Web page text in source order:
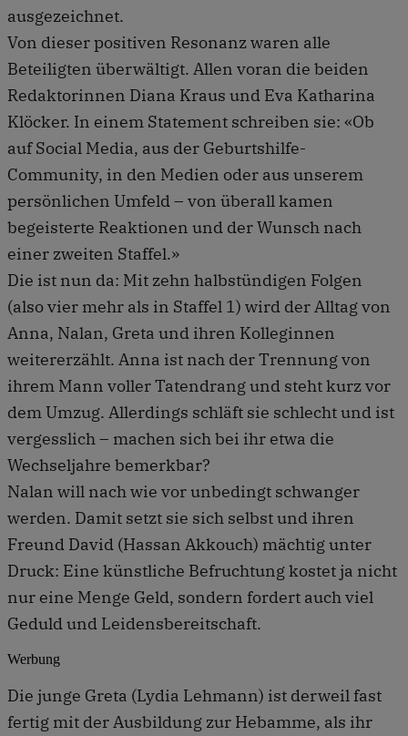
ausgezeichnet.
Von dieser positiven Resonanz waren alle
Beteiligten überwältigt. Allen voran die beiden
Redaktorinnen Diana Kraus und Eva Katharina
Klöcker. In einem Statement schreiben sie: «Ob
auf Social Media, aus der Geburtshilfe-
Community, in den Medien oder aus unserem
persönlichen Umfeld – von überall kamen
begeisterte Reaktionen und der Wunsch nach
einer zweiten Staffel.»
Die ist nun da: Mit zehn halbstündigen Folgen
(also vier mehr als in Staffel 1) wird der Alltag von
Anna, Nalan, Greta und ihren Kolleginnen
weitererzählt. Anna ist nach der Trennung von
ihrem Mann voller Tatendrang und steht kurz vor
dem Umzug. Allerdings schläft sie schlecht und ist
vergesslich – machen sich bei ihr etwa die
Wechseljahre bemerkbar?
Nalan will nach wie vor unbedingt schwanger
werden. Damit setzt sie sich selbst und ihren
Freund David (Hassan Akkouch) mächtig unter
Druck: Eine künstliche Befruchtung kostet ja nicht
nur eine Menge Geld, sondern fordert auch viel
Geduld und Leidensbereitschaft.
Werbung
Die junge Greta (Lydia Lehmann) ist derweil fast
fertig mit der Ausbildung zur Hebamme, als ihr